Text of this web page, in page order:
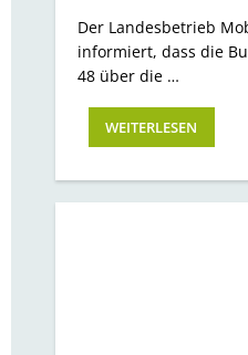
Der Landesbetrieb
informiert, dass die
48 über die …
WEITERLESEN